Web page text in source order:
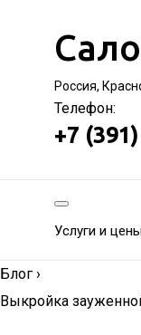
Россия,
Телефон:
+7
Услуги и цены
Блог ›
Выкройка